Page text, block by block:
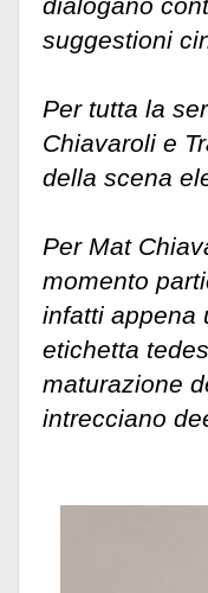
dialogano
suggestioni
Per tutta la
Chiavaroli e
della scena
Per Mat
momento
infatti appena
etichetta
maturazione
intrecciano